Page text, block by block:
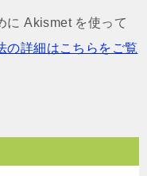
に Akismet を使って
の詳細はこちらをご覧